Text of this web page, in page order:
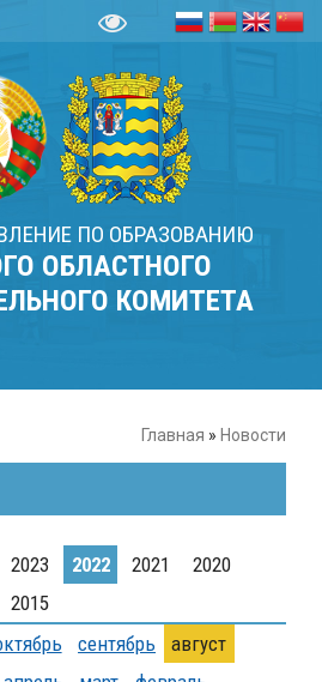
ПО ОБРАЗОВАНИЮ
ОБЛАСТНОГО
КОМИТЕТА
Главная » Новости
2023 2022 2021
2020
2015
сентябрь
август